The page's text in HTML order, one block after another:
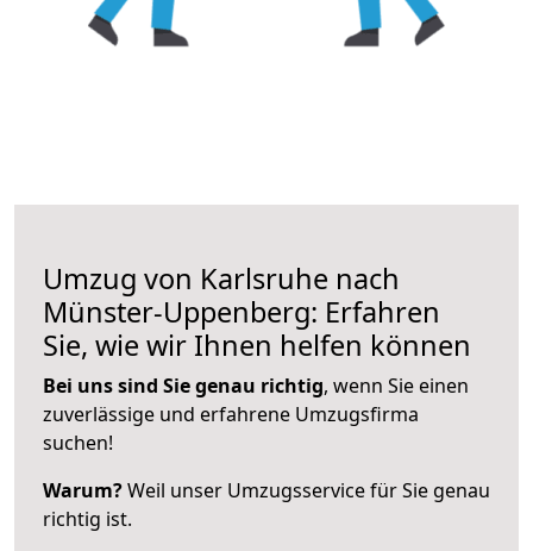
Umzug von Karlsruhe nach
Münster-Uppenberg: Erfahren
Sie, wie wir Ihnen helfen können
Bei uns sind Sie genau richtig, wenn Sie einen
zuverlässige und erfahrene Umzugsfirma
suchen!
Warum?Weil unser Umzugsservice für Sie genau
richtig ist.